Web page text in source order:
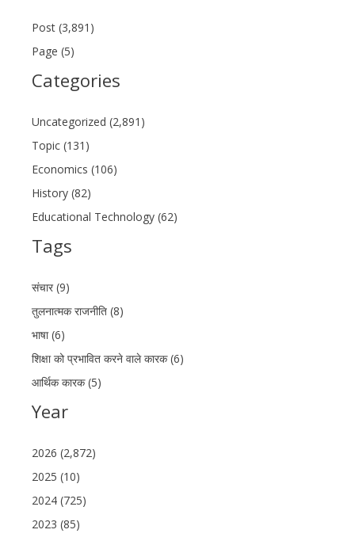
Post (3,891)
Page (5)
Categories
Uncategorized (2,891)
Topic (131)
Economics (106)
History (82)
Educational Technology (62)
Tags
संचार (9)
तुलनात्मक राजनीति (8)
भाषा (6)
शिक्षा को प्रभावित करने वाले कारक (6)
आर्थिक कारक (5)
Year
2026 (2,872)
2025 (10)
2024 (725)
2023 (85)